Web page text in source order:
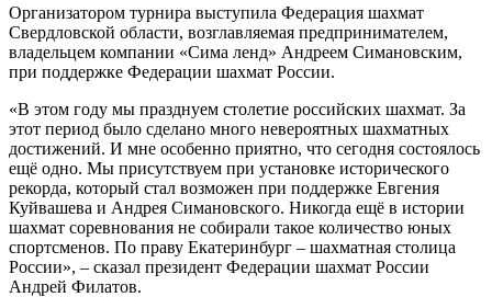
Организатором турнира выступила Федерация шахмат
Свердловской области, возглавляемая предпринимателем,
владельцем компании «Сима ленд» Андреем Симановским,
при поддержке Федерации шахмат России.
«В этом году мы празднуем столетие российских шахмат. За
этот период было сделано много невероятных шахматных
достижений. И мне особенно приятно, что сегодня состоялось
ещё одно. Мы присутствуем при установке исторического
рекорда, который стал возможен при поддержке Евгения
Куйвашева и Андрея Симановского. Никогда ещё в истории
шахмат соревнования не собирали такое количество юных
спортсменов. По праву Екатеринбург – шахматная столица
России», – сказал президент Федерации шахмат России
Андрей Филатов.